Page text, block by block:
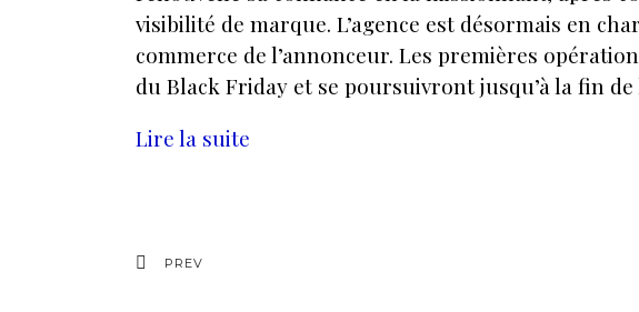
visibilité de marque. L’agence est désormais en
commerce de l’annonceur. Les premières
du Black Friday et se poursuivront jusqu’à la fin de
Lire la suite
PREV